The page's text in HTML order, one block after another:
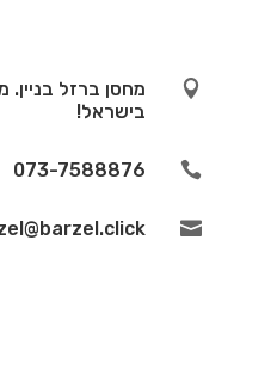

מחסן ברזל
בישראל!

073-7588876
